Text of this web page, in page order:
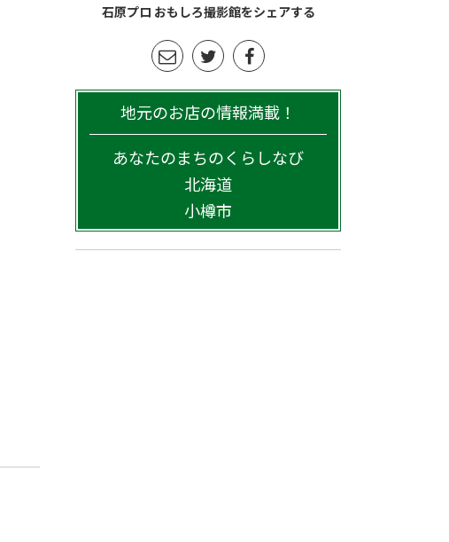
石原プロ おもしろ撮影館をシェアする
地元のお店の情報満載！
あなたのまちのくらしなび
北海道
小樽市